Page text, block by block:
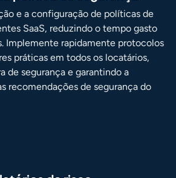
e a configuração de políticas de
SaaS, reduzindo o tempo gasto
Implemente rapidamente protocolos
práticas em todos os locatários,
de segurança e garantindo a
recomendações de segurança do